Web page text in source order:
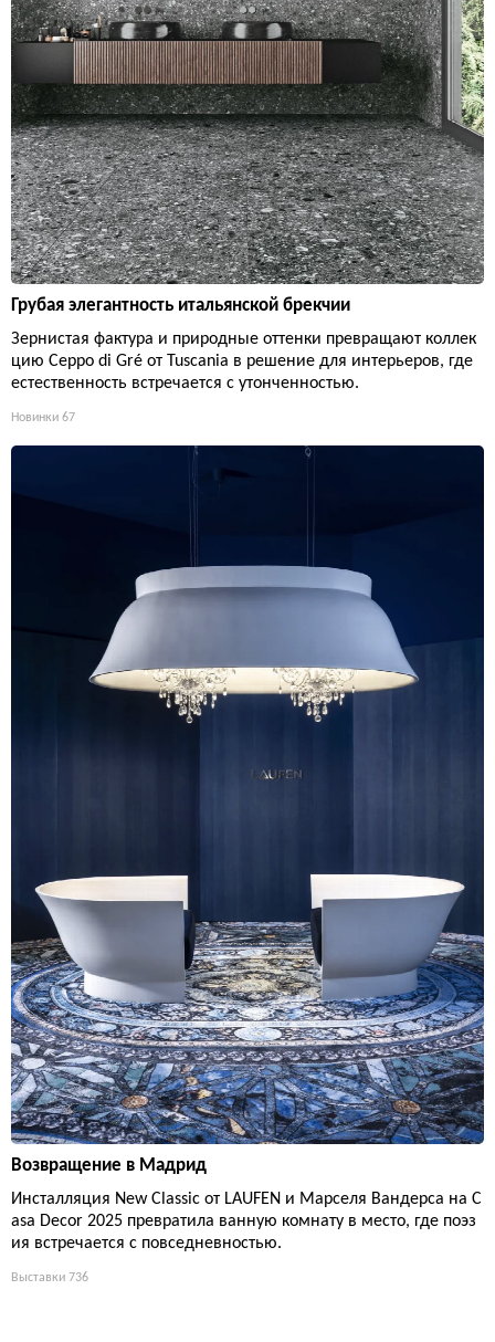
Грубая элегантность итальянской брекчии
Зернистая фактура и природные оттенки превращают коллек
цию Ceppo di Gré от Tuscania в решение для интерьеров, где
естественность встречается с утонченностью.
Новинки 67
Возвращение в Мадрид
Инсталляция New Classic от LAUFEN и Марселя Вандерса на C
asa Decor 2025 превратила ванную комнату в место, где поэз
ия встречается с повседневностью.
Выставки 736